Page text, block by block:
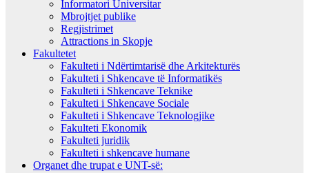
Informatori Universitar
Mbrojtjet publike
Regjistrimet
Attractions in Skopje
Fakultetet
Fakulteti i Ndërtimtarisë dhe Arkitekturës
Fakulteti i Shkencave të Informatikës
Fakulteti i Shkencave Teknike
Fakulteti i Shkencave Sociale
Fakulteti i Shkencave Teknologjike
Fakulteti Ekonomik
Fakulteti juridik
Fakulteti i shkencave humane
Organet dhe trupat e UNT-së: